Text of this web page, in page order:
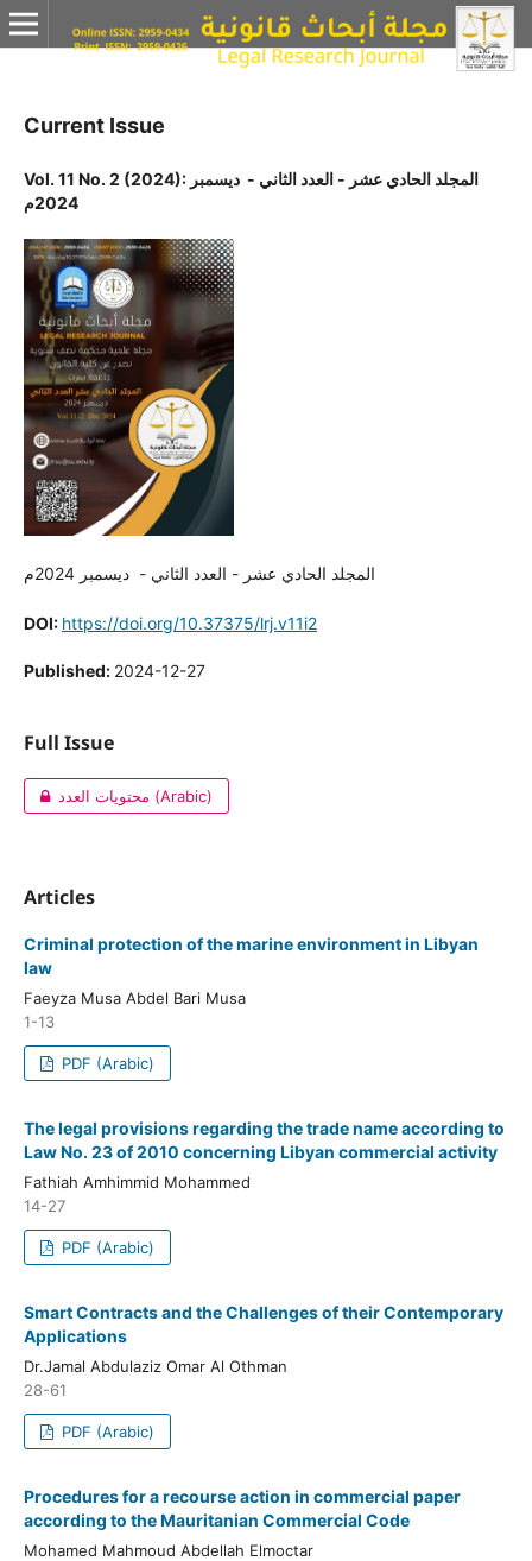
Current Issue
Vol. 11 No. 2 (2024): المجلد الحادي عشر - العدد الثاني - ديسمبر
2024م
المجلد الحادي عشر - العدد الثاني - ديسمبر 2024م
DOI: https://doi.org/10.37375/lrj.v11i2
Published: 2024-12-27
Full Issue
محتويات العدد (Arabic)
Articles
Criminal protection of the marine environment in Libyan
law
Faeyza Musa Abdel Bari Musa
1-13
PDF (Arabic)
The legal provisions regarding the trade name according to
Law No. 23 of 2010 concerning Libyan commercial activity
Fathiah Amhimmid Mohammed
14-27
PDF (Arabic)
Smart Contracts and the Challenges of their Contemporary
Applications
Dr.Jamal Abdulaziz Omar Al Othman
28-61
PDF (Arabic)
Procedures for a recourse action in commercial paper
according to the Mauritanian Commercial Code
Mohamed Mahmoud Abdellah Elmoctar